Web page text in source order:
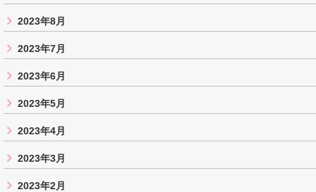
2023年8月
2023年7月
2023年6月
2023年5月
2023年4月
2023年3月
2023年2月